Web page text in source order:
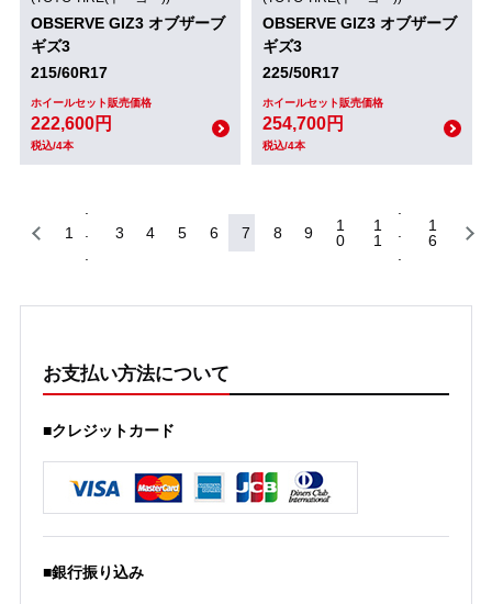
OBSERVE GIZ3 オブザーブ
ギズ3
215/60R17
ホイールセット販売価格
222,600円
税込/4本
OBSERVE GIZ3 オブザーブ
ギズ3
225/50R17
ホイールセット販売価格
254,700円
税込/4本
1 3 4 5 6 7 8 9
1
0
1
1
1
6
お支払い方法について
■クレジットカード
■銀行振り込み